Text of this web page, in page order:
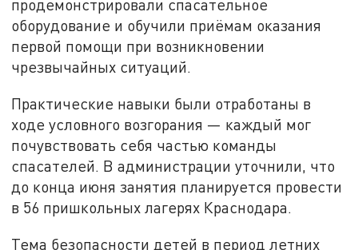
продемонстрировали спасательное
оборудование и обучили приёмам оказания
первой помощи при возникновении
чрезвычайных ситуаций.
Практические навыки были отработаны в
ходе условного возгорания — каждый мог
почувствовать себя частью команды
спасателей. В администрации уточнили, что
до конца июня занятия планируется провести
в 56 пришкольных лагерях Краснодара.
Тема безопасности детей в период летних